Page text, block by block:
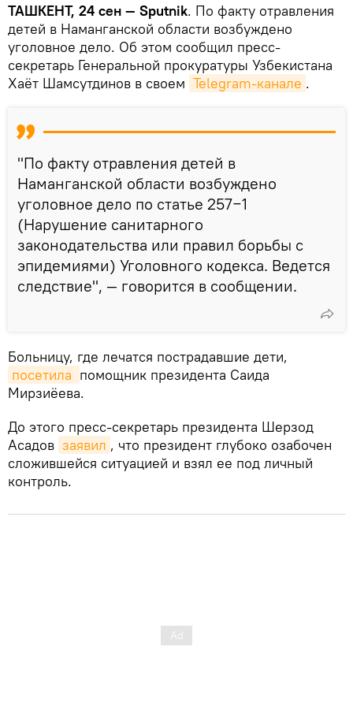
ТАШКЕНТ, 24 сен — Sputnik. По факту отравления
детей в Наманганской области возбуждено
уголовное дело. Об этом сообщил пресс-
секретарь Генеральной прокуратуры Узбекистана
Хаёт Шамсутдинов в своем Telegram-канале .
"По факту отравления детей в
Наманганской области возбуждено
уголовное дело по статье 257−1
(Нарушение санитарного
законодательства или правил борьбы с
эпидемиями) Уголовного кодекса. Ведется
следствие", — говорится в сообщении.
Больницу, где лечатся пострадавшие дети,
посетила помощник президента Саида
Мирзиёева.
До этого пресс-секретарь президента Шерзод
Асадов заявил , что президент глубоко озабочен
сложившейся ситуацией и взял ее под личный
контроль.